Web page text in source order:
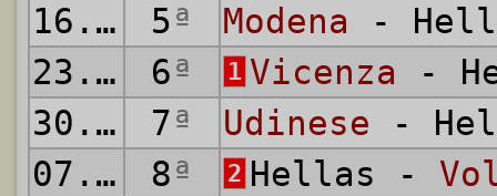
16.11.1913
5ª Modena -
23.11.1913
6ª 1 Vicenza -
30.11.1913
7ª Udinese -
07.12.1913
8ª 2 Hellas -